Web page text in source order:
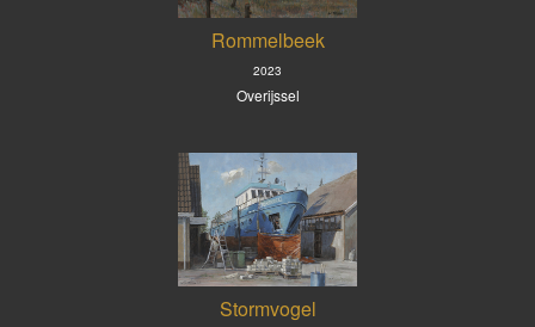
Rommelbeek
2023
Overijssel
Stormvogel